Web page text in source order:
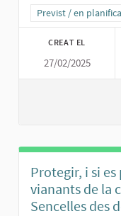
Resultats al filtrar
Previst / en
CREAT EL
27/02/2025
Protegir, i si
vianants de la
Sencelles des